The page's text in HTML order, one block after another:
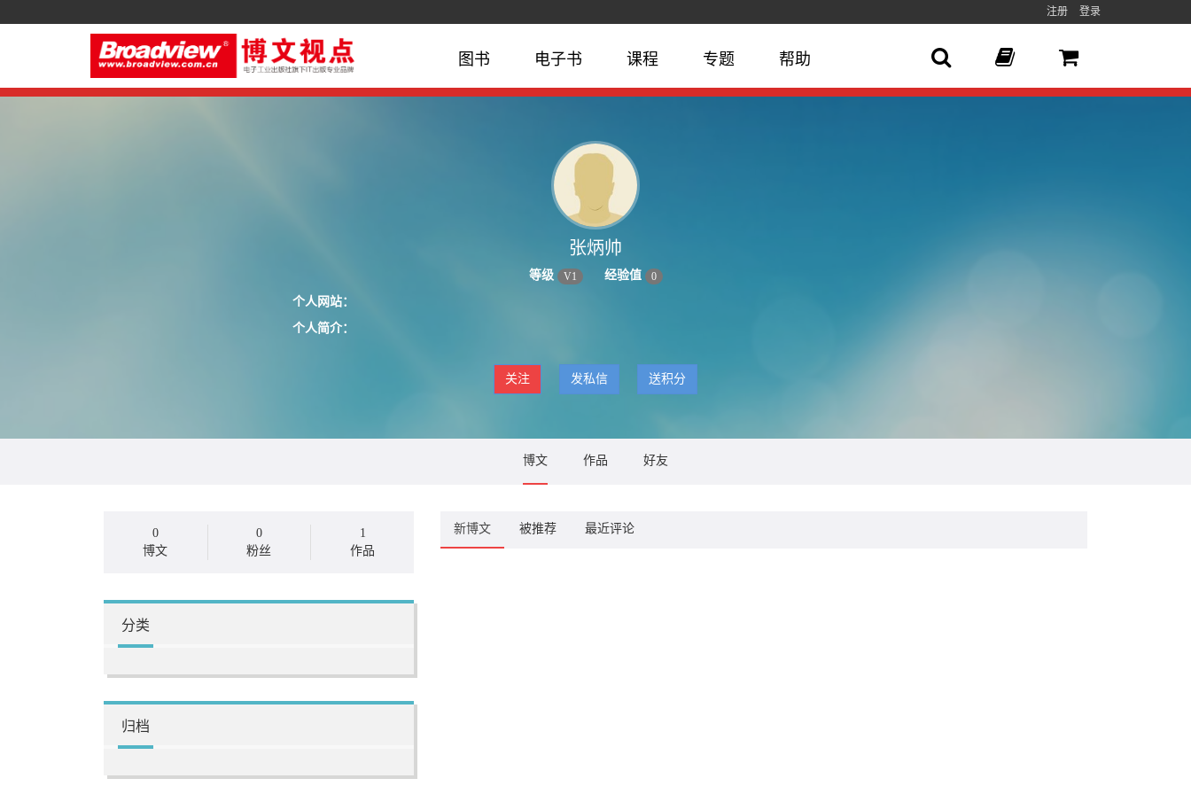
注册 登录
图书 电子书 课程 专题 帮助
张炳帅
等级 V1 经验值 0
个人网站：
个人简介：
关注 发私信 送积分
博文 作品 好友
0
博文
0
粉丝
1
作品
分类
归档
新博文 被推荐 最近评论